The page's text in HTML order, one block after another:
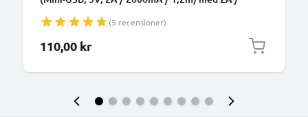
(5 recensioner)
110,00 kr